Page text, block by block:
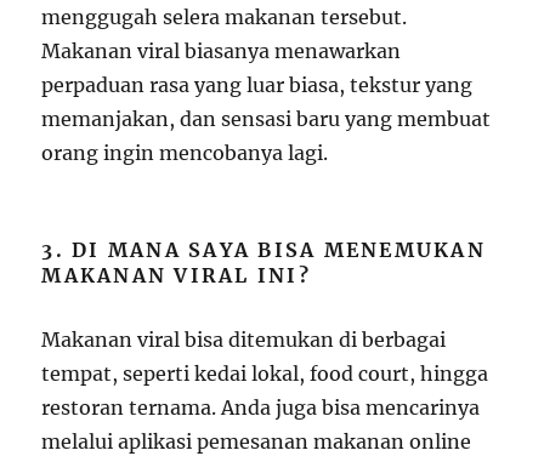
menggugah selera makanan tersebut.
Makanan viral biasanya menawarkan
perpaduan rasa yang luar biasa, tekstur yang
memanjakan, dan sensasi baru yang membuat
orang ingin mencobanya lagi.
3. DI MANA SAYA BISA MENEMUKAN
MAKANAN VIRAL INI?
Makanan viral bisa ditemukan di berbagai
tempat, seperti kedai lokal, food court, hingga
restoran ternama. Anda juga bisa mencarinya
melalui aplikasi pemesanan makanan online